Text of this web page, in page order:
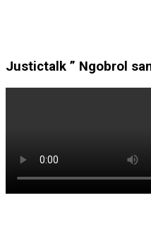
Justictalk ” Ngobrol